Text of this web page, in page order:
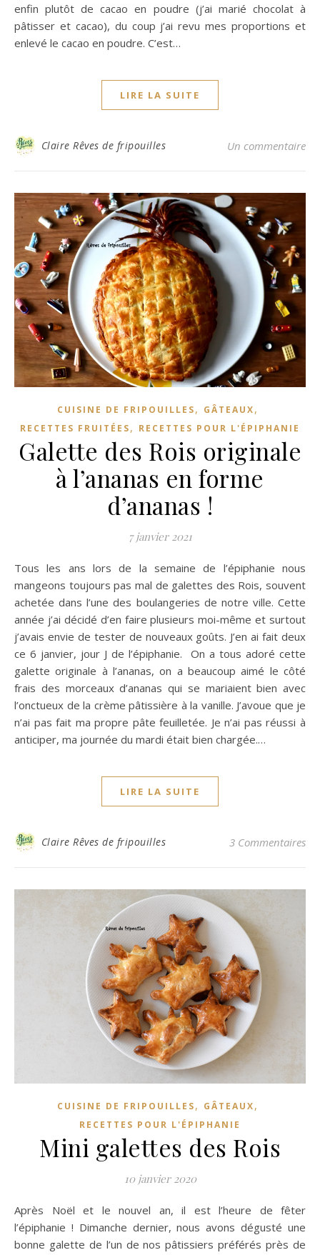
enfin plutôt de cacao en poudre (j’ai marié chocolat à
pâtisser et cacao), du coup j’ai revu mes proportions et
enlevé le cacao en poudre. C’est…
LIRE LA SUITE
Claire Rêves de fripouilles Un commentaire
CUISINE DE FRIPOUILLES, GÂTEAUX,
RECETTES FRUITÉES, RECETTES POUR L'ÉPIPHANIE
Galette des Rois originale
à l’ananas en forme
d’ananas !
7 janvier 2021
Tous les ans lors de la semaine de l’épiphanie nous
mangeons toujours pas mal de galettes des Rois, souvent
achetée dans l’une des boulangeries de notre ville. Cette
année j’ai décidé d’en faire plusieurs moi-même et surtout
j’avais envie de tester de nouveaux goûts. J’en ai fait deux
ce 6 janvier, jour J de l’épiphanie. On a tous adoré cette
galette originale à l’ananas, on a beaucoup aimé le côté
frais des morceaux d’ananas qui se mariaient bien avec
l’onctueux de la crème pâtissière à la vanille. J’avoue que je
n’ai pas fait ma propre pâte feuilletée. Je n’ai pas réussi à
anticiper, ma journée du mardi était bien chargée.…
LIRE LA SUITE
Claire Rêves de fripouilles 3 Commentaires
CUISINE DE FRIPOUILLES, GÂTEAUX,
RECETTES POUR L'ÉPIPHANIE
Mini galettes des Rois
10 janvier 2020
Après Noël et le nouvel an, il est l’heure de fêter
l’épiphanie ! Dimanche dernier, nous avons dégusté une
bonne galette de l’un de nos pâtissiers préférés près de